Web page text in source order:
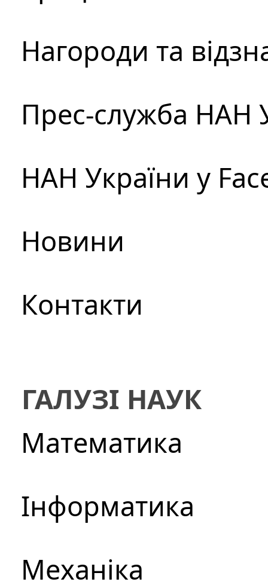
Нагороди та
Прес-служба НАН
НАН України у
Новини
Контакти
ГАЛУЗІ НАУК
Математика
Інформатика
Механіка